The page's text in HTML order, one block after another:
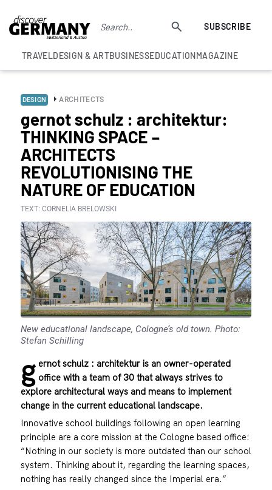
SUBSCRIBE
TRAVELDESIGN & ARTBUSINESSEDUCATIONMAGAZINE
DESIGN ARCHITECTS
gernot schulz : architektur:
THINKING SPACE –
ARCHITECTS
REVOLUTIONISING THE
NATURE OF EDUCATION
TEXT: CORNELIA BRELOWSKI
New educational landscape, Cologne’s old town. Photo:
Stefan Schilling
g ernot schulz : architektur is an owner-operated
office with a team of 30 that always strives to
explore architectural ways and means to implement
change in the current educational landscape.
Innovative school buildings following an open learning
principle are a core mission at the Cologne based office:
“Nothing in our society is more outdated than our school
system. Thinking about it, regarding the learning spaces,
nothing has really changed since the Imperial era.”